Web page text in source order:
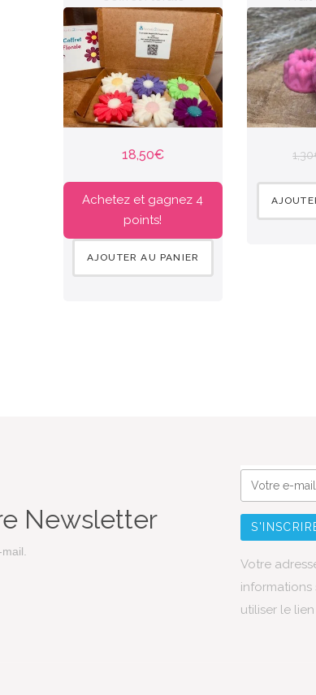
18,50€
Achetez et gagnez 4
points!
AJOUTER AU PANIER
1,30
Newsletter
Votre
informations
utiliser le